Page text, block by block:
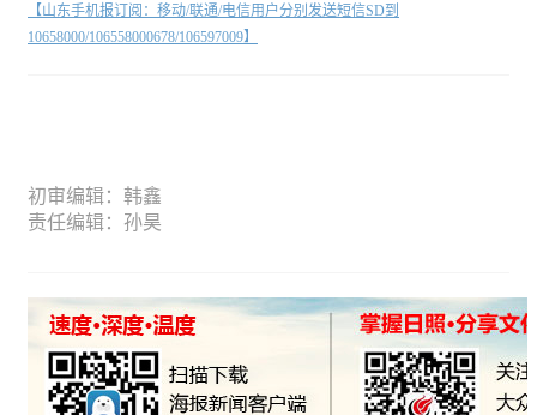
【山东手机报订阅：移动/联通/电信用户分别发送短信SD到
10658000/106558000678/106597009】
初审编辑：韩鑫
责任编辑：孙昊